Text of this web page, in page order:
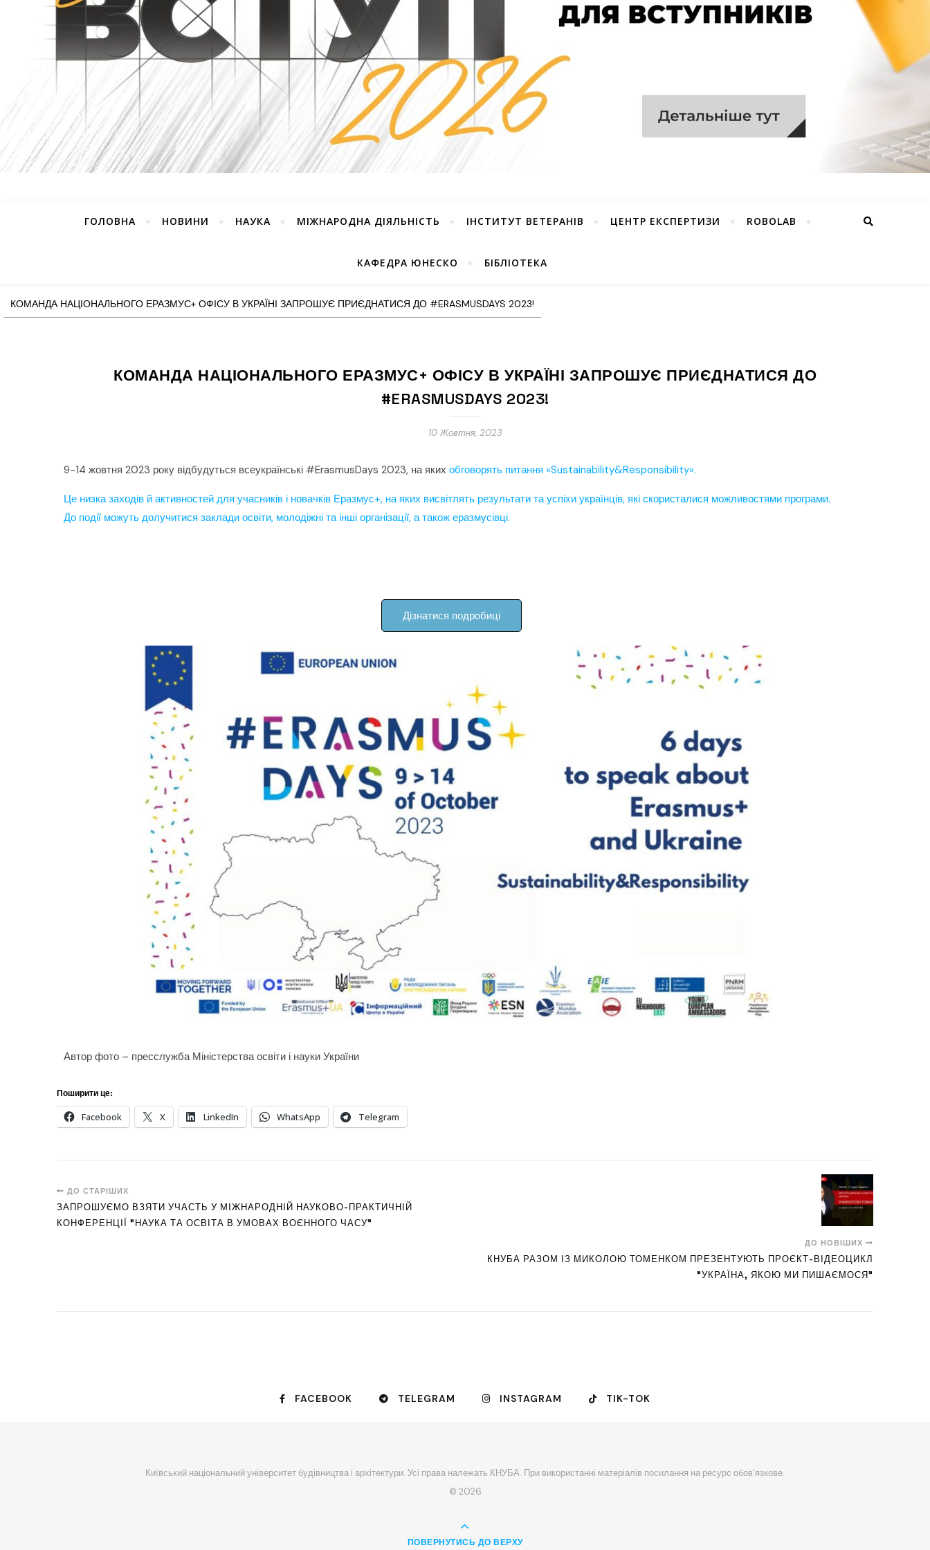
ГОЛОВНА НОВИНИ НАУКА МІЖНАРОДНА ДІЯЛЬНІСТЬ ІНСТИТУТ ВЕТЕРАНІВ ЦЕНТР ЕКСПЕРТИЗИ ROBOLAB
КАФЕДРА ЮНЕСКО БІБЛІОТЕКА
КОМАНДА НАЦІОНАЛЬНОГО ЕРАЗМУС+ ОФІСУ В УКРАЇНІ ЗАПРОШУЄ ПРИЄДНАТИСЯ ДО #ERASMUSDAYS 2023!
КОМАНДА НАЦІОНАЛЬНОГО ЕРАЗМУС+ ОФІСУ В УКРАЇНІ ЗАПРОШУЄ ПРИЄДНАТИСЯ ДО
#ERASMUSDAYS 2023!
10 Жовтня, 2023
9-14 жовтня 2023 року відбудуться всеукраїнські #ErasmusDays 2023, на яких обговорять питання «Sustainability&Responsibility».
Це низка заходів й активностей для учасників і новачків Еразмус+, на яких висвітлять результати та успіхи українців, які скористалися можливостями програми.
До події можуть долучитися заклади освіти, молодіжні та інші організації, а також еразмусівці.
Дізнатися подробиці
Автор фото – пресслужба Міністерства освіти і науки України
Поширити це:
Facebook X LinkedIn WhatsApp Telegram
ДО СТАРІШИХ
ЗАПРОШУЄМО ВЗЯТИ УЧАСТЬ У МІЖНАРОДНІЙ НАУКОВО-ПРАКТИЧНІЙ
КОНФЕРЕНЦІЇ "НАУКА ТА ОСВІТА В УМОВАХ ВОЄННОГО ЧАСУ"
ДО НОВІШИХ
КНУБА РАЗОМ ІЗ МИКОЛОЮ ТОМЕНКОМ ПРЕЗЕНТУЮТЬ ПРОЄКТ-ВІДЕОЦИКЛ
"УКРАЇНА, ЯКОЮ МИ ПИШАЄМОСЯ"
FACEBOOK TELEGRAM INSTAGRAM TIK-TOK
Київський національний університет будівництва і архітектури. Усі права належать КНУБА. При використанні матеріалів посилання на ресурс обов'язкове.
© 2026
ПОВЕРНУТИСЬ ДО ВЕРХУ